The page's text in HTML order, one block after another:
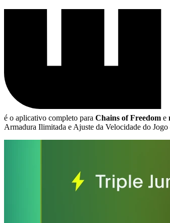
é o aplicativo completo para Chains of Freedom e
Armadura Ilimitada e Ajuste da Velocidade do Jogo